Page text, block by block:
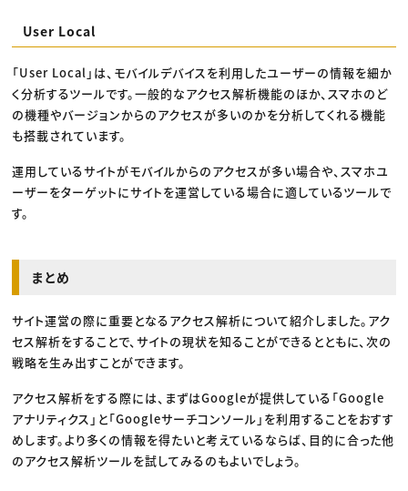
User Local
「User Local」は、モバイルデバイスを利用したユーザーの情報を細か
く分析するツールです。一般的なアクセス解析機能のほか、スマホのど
の機種やバージョンからのアクセスが多いのかを分析してくれる機能
も搭載されています。
運用しているサイトがモバイルからのアクセスが多い場合や、スマホユ
ーザーをターゲットにサイトを運営している場合に適しているツールで
す。
まとめ
サイト運営の際に重要となるアクセス解析について紹介しました。アク
セス解析をすることで、サイトの現状を知ることができるとともに、次の
戦略を生み出すことができます。
アクセス解析をする際には、まずはGoogleが提供している「Google
アナリティクス」と「Googleサーチコンソール」を利用することをおすす
めします。より多くの情報を得たいと考えているならば、目的に合った他
のアクセス解析ツールを試してみるのもよいでしょう。